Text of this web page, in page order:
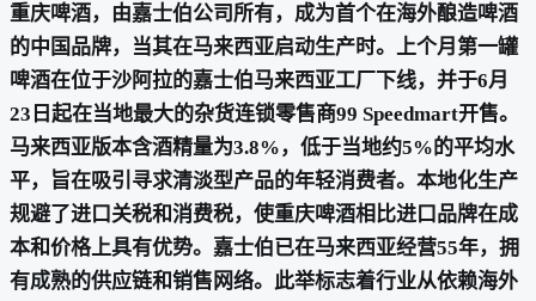
重庆啤酒，由嘉士伯公司所有，成为首个在海外酿造啤酒
的中国品牌，当其在马来西亚启动生产时。上个月第一罐
啤酒在位于沙阿拉的嘉士伯马来西亚工厂下线，并于6月
23日起在当地最大的杂货连锁零售商99 Speedmart开售。
马来西亚版本含酒精量为3.8%，低于当地约5%的平均水
平，旨在吸引寻求清淡型产品的年轻消费者。本地化生产
规避了进口关税和消费税，使重庆啤酒相比进口品牌在成
本和价格上具有优势。嘉士伯已在马来西亚经营55年，拥
有成熟的供应链和销售网络。此举标志着行业从依赖海外